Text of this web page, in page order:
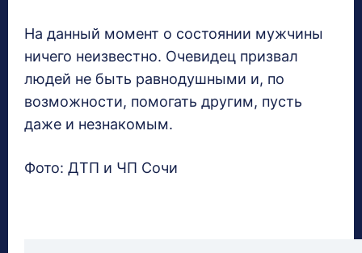
На данный момент о состоянии мужчины
ничего неизвестно. Очевидец призвал
людей не быть равнодушными и, по
возможности, помогать другим, пусть
даже и незнакомым.
Фото: ДТП и ЧП Сочи